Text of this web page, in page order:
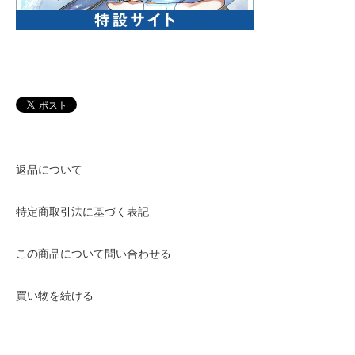
返品について
特定商取引法に基づく表記
この商品について問い合わせる
買い物を続ける